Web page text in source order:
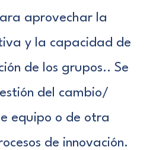
aprovechar la
y la capacidad de
de los grupos.. Se
del cambio/
equipo o de otra
de innovación.